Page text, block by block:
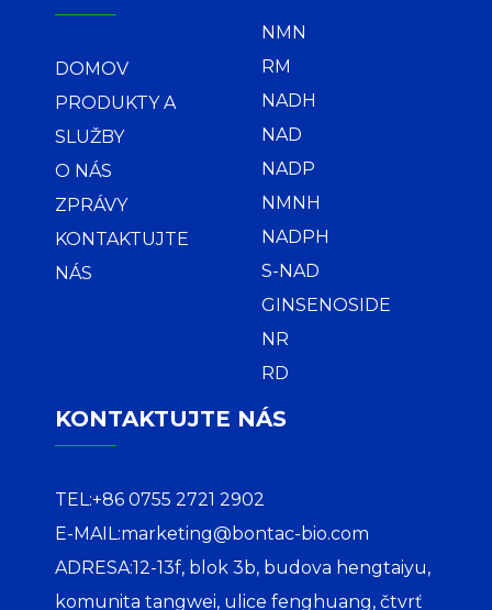
DOMOV
PRODUKTY A
SLUŽBY
O NÁS
ZPRÁVY
KONTAKTUJTE
NÁS
NMN
RM
NADH
NAD
NADP
NMNH
NADPH
S-NAD
GINSENOSIDE
NR
RD
KONTAKTUJTE NÁS
TEL:+86 0755 2721 2902
E-MAIL:marketing@bontac-bio.com
ADRESA:12-13f, blok 3b, budova hengtaiyu,
komunita tangwei, ulice fenghuang, čtvrť